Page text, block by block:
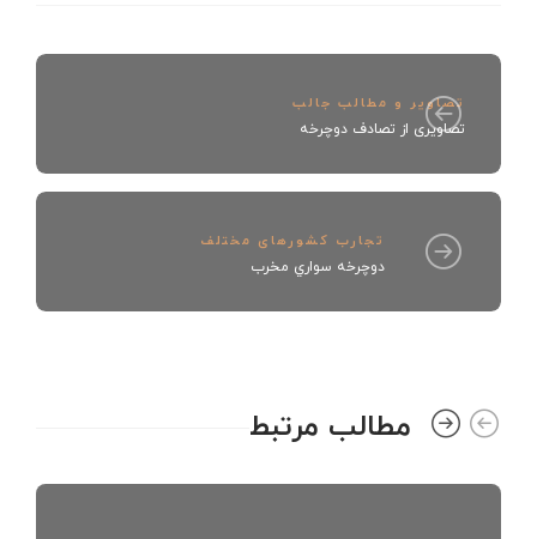
تصاویر و مطالب جالب
تصاویری از تصادف دوچرخه
تجارب کشورهای مختلف
دوچرخه سواري مخرب
مطالب مرتبط